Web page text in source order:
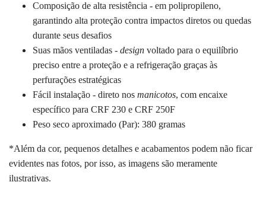
Composição de alta resistência - em polipropileno,
garantindo alta proteção contra impactos diretos ou quedas
durante seus desafios
Suas mãos ventiladas - design voltado para o equilíbrio
preciso entre a proteção e a refrigeração graças às
perfurações estratégicas
Fácil instalação - direto nos manicotos, com encaixe
específico para CRF 230 e CRF 250F
Peso seco aproximado (Par): 380 gramas
*Além da cor, pequenos detalhes e acabamentos podem não ficar
evidentes nas fotos, por isso, as imagens são meramente
ilustrativas.